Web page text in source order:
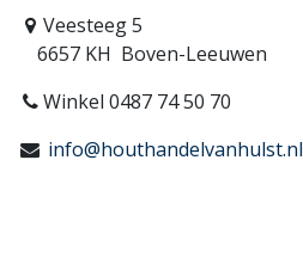
Veesteeg 5
6657 KH Boven-Leeuwen
Winkel 0487 74 50 70
info@houthandelvanhulst.nl